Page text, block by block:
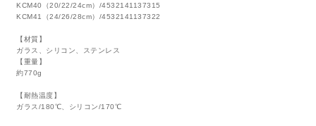
KCM40（20/22/24cm）/4532141137315
KCM41（24/26/28cm）/4532141137322
【材質】
ガラス、シリコン、ステンレス
【重量】
約770g
【耐熱温度】
ガラス/180℃、シリコン/170℃